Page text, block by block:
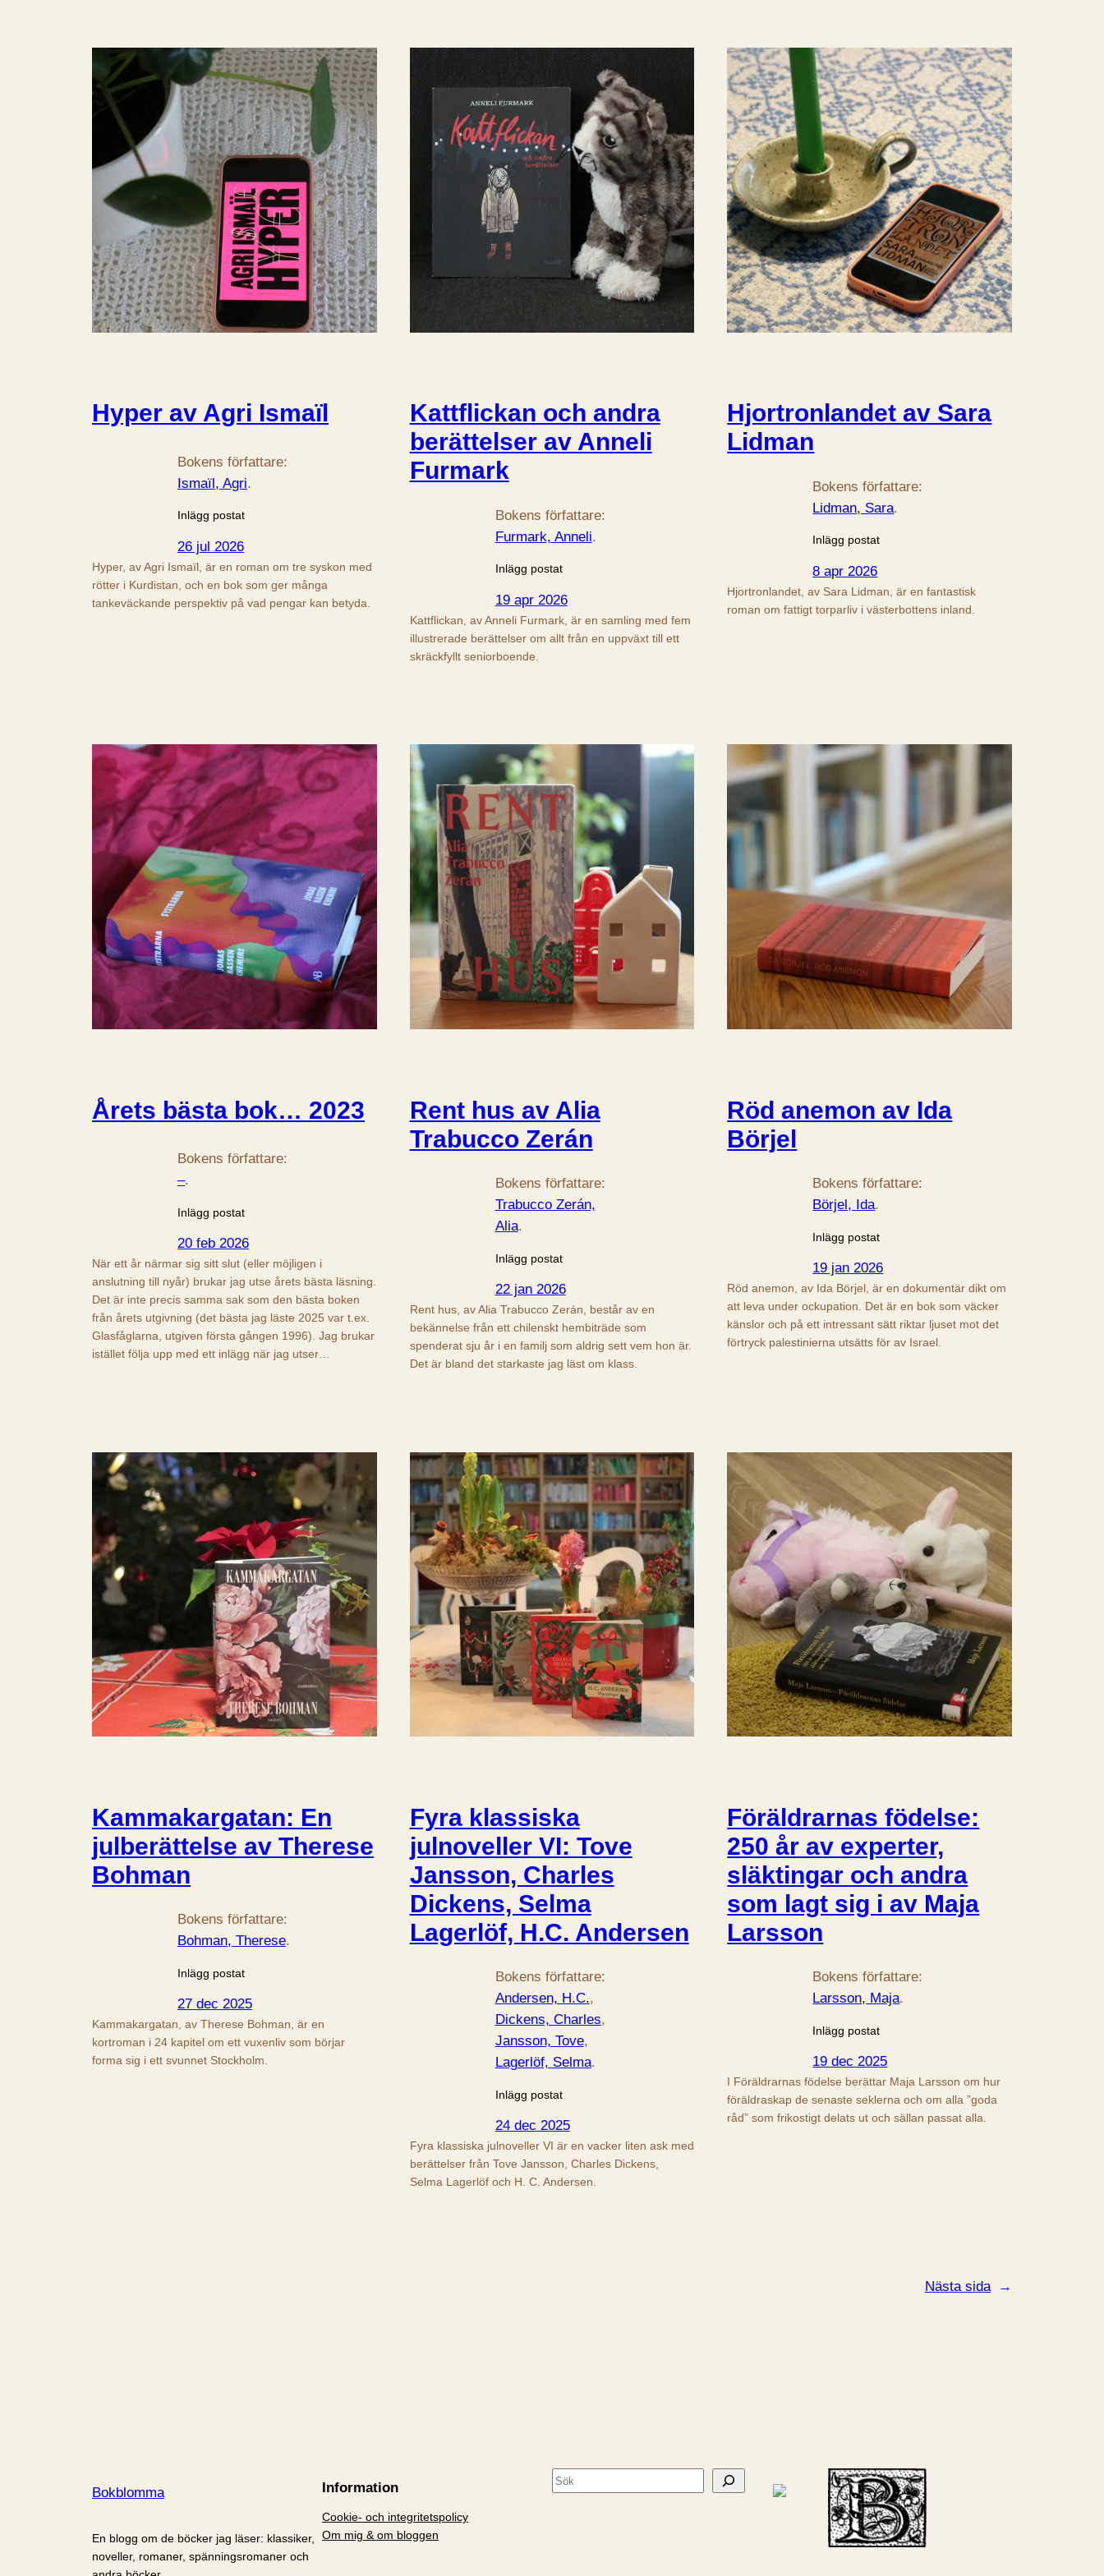
Hyper av Agri Ismaïl
Bokens författare:
Ismaïl, Agri.
Inlägg postat
26 jul 2026
Hyper, av Agri Ismaïl, är en roman om tre syskon med
rötter i Kurdistan, och en bok som ger många
tankeväckande perspektiv på vad pengar kan betyda.
Kattflickan och andra
berättelser av Anneli
Furmark
Bokens författare:
Furmark, Anneli.
Inlägg postat
19 apr 2026
Kattflickan, av Anneli Furmark, är en samling med fem
illustrerade berättelser om allt från en uppväxt till ett
skräckfyllt seniorboende.
Hjortronlandet av Sara
Lidman
Bokens författare:
Lidman, Sara.
Inlägg postat
8 apr 2026
Hjortronlandet, av Sara Lidman, är en fantastisk
roman om fattigt torparliv i västerbottens inland.
Årets bästa bok… 2023
Bokens författare:
–.
Inlägg postat
20 feb 2026
När ett år närmar sig sitt slut (eller möjligen i
anslutning till nyår) brukar jag utse årets bästa läsning.
Det är inte precis samma sak som den bästa boken
från årets utgivning (det bästa jag läste 2025 var t.ex.
Glasfåglarna, utgiven första gången 1996). Jag brukar
istället följa upp med ett inlägg när jag utser…
Rent hus av Alia
Trabucco Zerán
Bokens författare:
Trabucco Zerán,
Alia.
Inlägg postat
22 jan 2026
Rent hus, av Alia Trabucco Zerán, består av en
bekännelse från ett chilenskt hembiträde som
spenderat sju år i en familj som aldrig sett vem hon är.
Det är bland det starkaste jag läst om klass.
Röd anemon av Ida
Börjel
Bokens författare:
Börjel, Ida.
Inlägg postat
19 jan 2026
Röd anemon, av Ida Börjel, är en dokumentär dikt om
att leva under ockupation. Det är en bok som väcker
känslor och på ett intressant sätt riktar ljuset mot det
förtryck palestinierna utsätts för av Israel.
Kammakargatan: En
julberättelse av Therese
Bohman
Bokens författare:
Bohman, Therese.
Inlägg postat
27 dec 2025
Kammakargatan, av Therese Bohman, är en
kortroman i 24 kapitel om ett vuxenliv som börjar
forma sig i ett svunnet Stockholm.
Fyra klassiska
julnoveller VI: Tove
Jansson, Charles
Dickens, Selma
Lagerlöf, H.C. Andersen
Bokens författare:
Andersen, H.C.
Dickens, Charles
Jansson, Tove
Lagerlöf, Selma.
Inlägg postat
24 dec 2025
Fyra klassiska julnoveller VI är en vacker liten ask med
berättelser från Tove Jansson, Charles Dickens,
Selma Lagerlöf och H. C. Andersen.
Föräldrarnas födelse:
250 år av experter,
släktingar och andra
som lagt sig i av Maja
Larsson
Bokens författare:
Larsson, Maja.
Inlägg postat
19 dec 2025
I Föräldrarnas födelse berättar Maja Larsson om hur
föräldraskap de senaste seklerna och om alla ”goda
råd” som frikostigt delats ut och sällan passat alla.
Nästa sida →
Bokblomma
En blogg om de böcker jag läser: klassiker,
noveller, romaner, spänningsromaner och
Information
Cookie- och integritetspolicy
Om mig & om bloggen
S